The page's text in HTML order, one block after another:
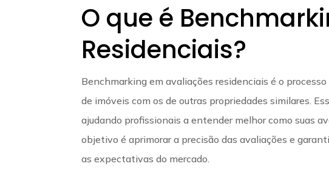
O que é
Residenciais?
Benchmarking em avaliações residenciais é o
de imóveis com os de outras propriedades similares.
ajudando profissionais a entender melhor como suas
objetivo é aprimorar a precisão das avaliações e
as expectativas do mercado.